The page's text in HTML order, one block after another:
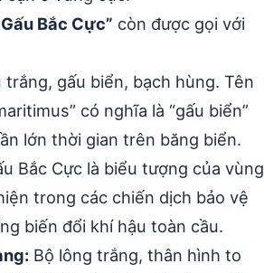
Bắc Cực” còn được gọi với
trắng, gấu biển, bạch hùng. Tên
có nghĩa là “gấu biển”
lớn thời gian trên băng biển.
Bắc Cực là biểu tượng của vùng
trong các chiến dịch bảo vệ
biến đổi khí hậu toàn cầu.
Bộ lông trắng, thân hình to